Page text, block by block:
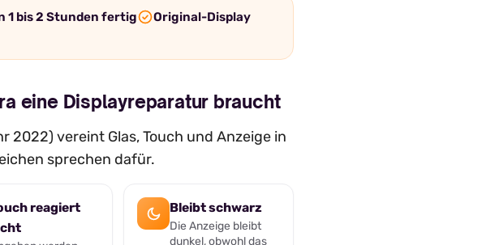
1 bis 2 Stunden fertig
Original-Display
eine Displayreparatur braucht
2022) vereint Glas, Touch und Anzeige in
sprechen dafür.
reagiert
Bleibt schwarz
Die Anzeige bleibt
dunkel, obwohl das